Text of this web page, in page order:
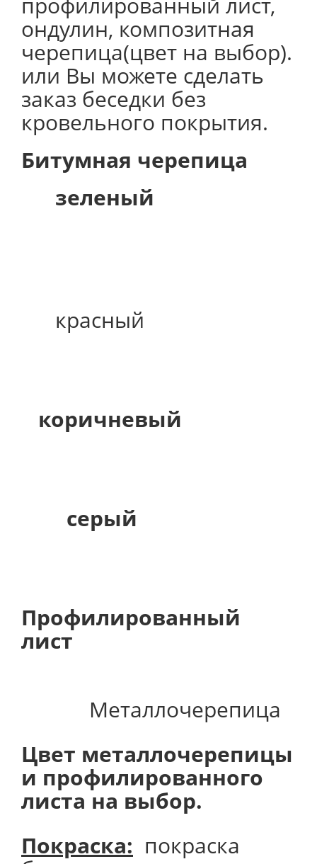
ондулин, композитная
черепица(цвет на выбор).
или Вы можете сделать
заказ беседки без
кровельного покрытия.
Битумная черепица
зеленый
красный
коричневый
серый
Профилированный
лист
Металлочерепица
Цвет металлочерепицы
и профилированного
листа на выбор.
Покраска: покраска